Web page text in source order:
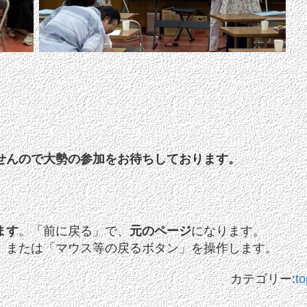
ので大勢の参加をお待ちしております。
す。「前に戻る」で、元のページになります。
または「マウス等の戻るボタン」を操作します。
カテゴリー: